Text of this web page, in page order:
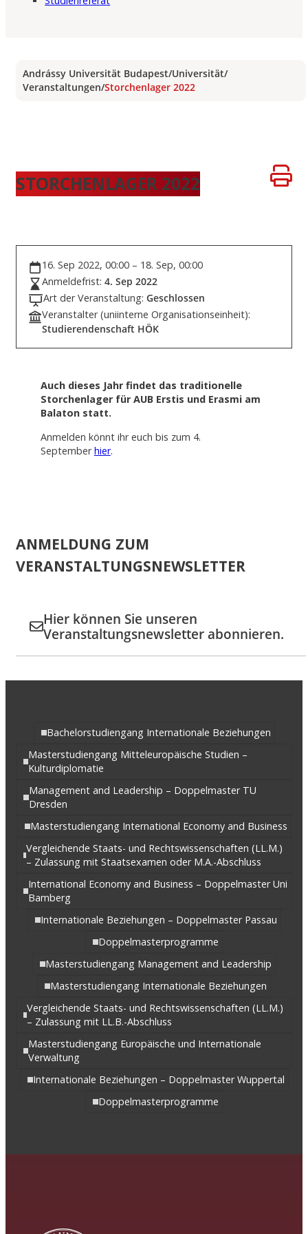
Andrássy Universität Budapest/Universität/
Veranstaltungen/Storchenlager 2022
STORCHENLAGER 2022
16. Sep 2022, 00:00 – 18. Sep, 00:00
Anmeldefrist: 4. Sep 2022
Art der Veranstaltung: Geschlossen
Veranstalter (uniinterne Organisationseinheit):
Studierendenschaft HÖK
Auch dieses Jahr findet das traditionelle
Storchenlager für AUB Erstis und Erasmi am
Balaton statt.
Anmelden könnt ihr euch bis zum 4.
Septemberhier.
ANMELDUNG ZUM
VERANSTALTUNGSNEWSLETTER
Hier können Sie unseren
Veranstaltungsnewsletter abonnieren.
Bachelorstudiengang Internationale Beziehungen
Masterstudiengang Mitteleuropäische Studien –
Kulturdiplomatie
Management and Leadership – Doppelmaster TU
Dresden
Masterstudiengang International Economy and Business
Vergleichende Staats- und Rechtswissenschaften (LL.M.)
– Zulassung mit Staatsexamen oder M.A.-Abschluss
International Economy and Business – Doppelmaster Uni
Bamberg
Internationale Beziehungen – Doppelmaster Passau
Doppelmasterprogramme
Masterstudiengang Management and Leadership
Masterstudiengang Internationale Beziehungen
Vergleichende Staats- und Rechtswissenschaften (LL.M.)
– Zulassung mit LL.B.-Abschluss
Masterstudiengang Europäische und Internationale
Verwaltung
Internationale Beziehungen – Doppelmaster Wuppertal
Doppelmasterprogramme